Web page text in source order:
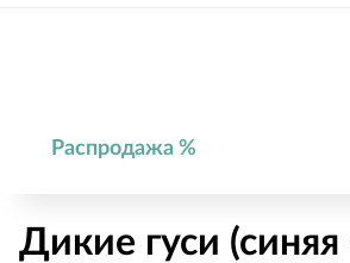
Распродажа %
Дикие гуси (синяя